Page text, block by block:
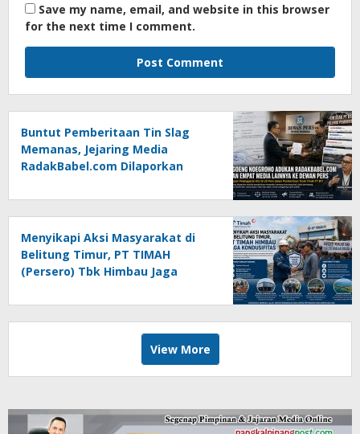
Save my name, email, and website in this browser
for the next time I comment.
Buntut Pemberitaan Tin Slag
Memanas, Jejaring Media
RadakBabel.com Dilaporkan
Pers
Menyikapi Aksi Masyarakat di
Belitung Timur, PT TIMAH
(Persero) Tbk Himbau Jaga
View More